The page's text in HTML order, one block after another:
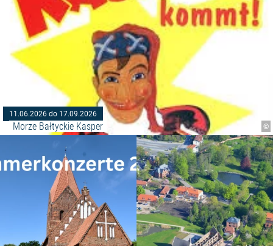
©
11.06.2026 do 17.09.2026
Morze Bałtyckie Kasper
Czytaj więcej: "Muzyka na